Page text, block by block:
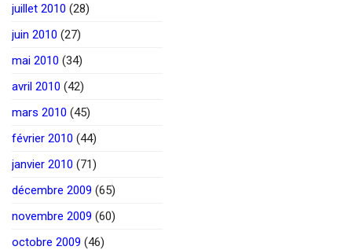
juillet 2010 (28)
juin 2010 (27)
mai 2010 (34)
avril 2010 (42)
mars 2010 (45)
février 2010 (44)
janvier 2010 (71)
décembre 2009 (65)
novembre 2009 (60)
octobre 2009 (46)